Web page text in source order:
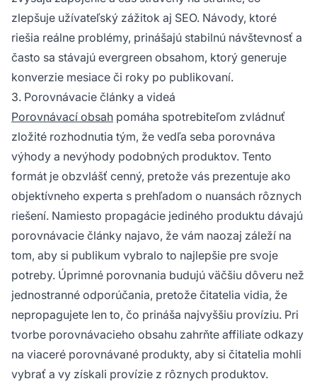
zlepšuje užívateľský zážitok aj SEO. Návody, ktoré
riešia reálne problémy, prinášajú stabilnú návštevnosť a
často sa stávajú evergreen obsahom, ktorý generuje
konverzie mesiace či roky po publikovaní.
3. Porovnávacie články a videá
Porovnávací obsah pomáha spotrebiteľom zvládnuť
zložité rozhodnutia tým, že vedľa seba porovnáva
výhody a nevýhody podobných produktov. Tento
formát je obzvlášť cenný, pretože vás prezentuje ako
objektívneho experta s prehľadom o nuansách rôznych
riešení. Namiesto propagácie jediného produktu dávajú
porovnávacie články najavo, že vám naozaj záleží na
tom, aby si publikum vybralo to najlepšie pre svoje
potreby. Úprimné porovnania budujú väčšiu dôveru než
jednostranné odporúčania, pretože čitatelia vidia, že
nepropagujete len to, čo prináša najvyššiu províziu. Pri
tvorbe porovnávacieho obsahu zahrňte affiliate odkazy
na viaceré porovnávané produkty, aby si čitatelia mohli
vybrať a vy získali provízie z rôznych produktov.